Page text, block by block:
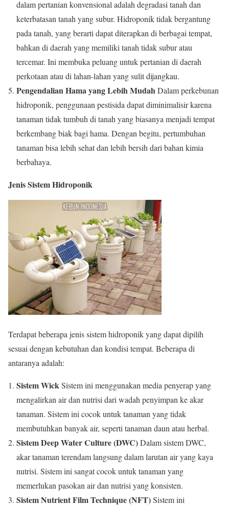
dalam pertanian konvensional adalah degradasi tanah dan
keterbatasan tanah yang subur. Hidroponik tidak bergantung
pada tanah, yang berarti dapat diterapkan di berbagai tempat,
bahkan di daerah yang memiliki tanah tidak subur atau
tercemar. Ini membuka peluang untuk pertanian di daerah
perkotaan atau di lahan-lahan yang sulit dijangkau.
Pengendalian Hama yang Lebih MudahDalam perkebunan
hidroponik, penggunaan pestisida dapat diminimalisir karena
tanaman tidak tumbuh di tanah yang biasanya menjadi tempat
berkembang biak bagi hama. Dengan begitu, pertumbuhan
tanaman bisa lebih sehat dan lebih bersih dari bahan kimia
berbahaya.
Jenis Sistem Hidroponik
Terdapat beberapa jenis sistem hidroponik yang dapat dipilih
sesuai dengan kebutuhan dan kondisi tempat. Beberapa di
antaranya adalah:
Sistem WickSistem ini menggunakan media penyerap yang
mengalirkan air dan nutrisi dari wadah penyimpan ke akar
tanaman. Sistem ini cocok untuk tanaman yang tidak
membutuhkan banyak air, seperti tanaman daun atau herbal.
Sistem Deep Water Culture (DWC)Dalam sistem DWC,
akar tanaman terendam langsung dalam larutan air yang kaya
nutrisi. Sistem ini sangat cocok untuk tanaman yang
memerlukan pasokan air dan nutrisi yang konsisten.
Sistem Nutrient Film Technique (NFT)Sistem ini